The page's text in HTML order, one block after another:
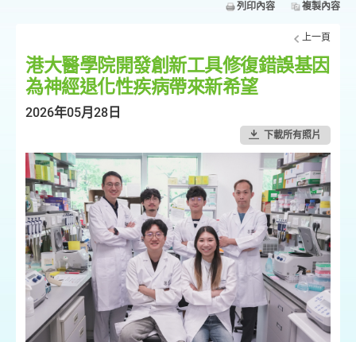
列印內容 複製內容
上一頁
港大醫學院開發創新工具修復錯誤基因
為神經退化性疾病帶來新希望
2026年05月28日
下載所有照片